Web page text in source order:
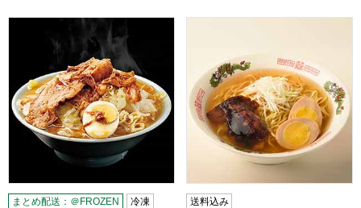
Gourmet X 宅麺.com ラーメン富士丸 元祖ブタカスアブラ
まとめ配送：＠FROZEN 冷凍 送料込み